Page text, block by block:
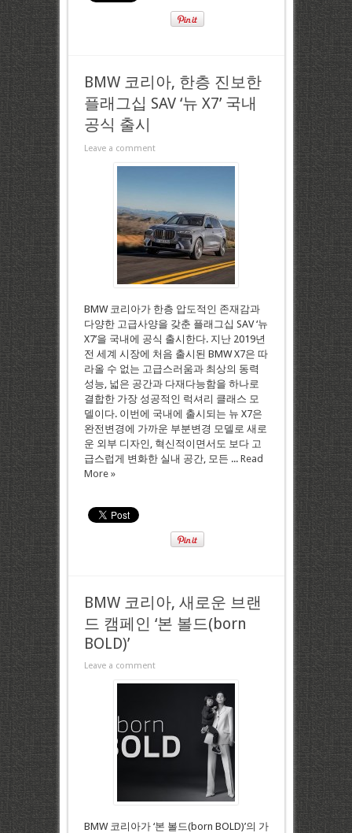
BMW 코리아, 한층 진보한
플래그십 SAV ‘뉴 X7’ 국내
공식 출시
Leave a comment
BMW 코리아가 한층 압도적인 존재감과
다양한 고급사양을 갖춘 플래그십 SAV ‘뉴
X7’을 국내에 공식 출시한다. 지난 2019년
전 세계 시장에 처음 출시된 BMW X7은 따
라올 수 없는 고급스러움과 최상의 동력
성능, 넓은 공간과 다재다능함을 하나로
결합한 가장 성공적인 럭셔리 클래스 모
델이다. 이번에 국내에 출시되는 뉴 X7은
완전변경에 가까운 부분변경 모델로 새로
운 외부 디자인, 혁신적이면서도 보다 고
급스럽게 변화한 실내 공간, 모든 ... Read
More »
BMW 코리아, 새로운 브랜
드 캠페인 ‘본 볼드(born
BOLD)’
Leave a comment
BMW 코리아가 ‘본 볼드(born BOLD)’의 가